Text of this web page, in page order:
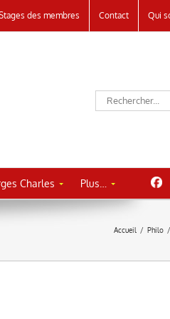
des membres Contact Qui
Rechercher:
Charles Plus…
Accueil / Philo /